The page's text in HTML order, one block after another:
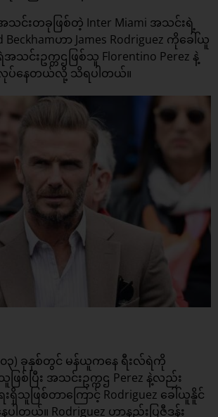
င်းတခုဖြစ်တဲ့ Inter Miami အသင်းရဲ့
Beckhamဟာ James Rodriguez ကိုခေါ်ယူ
င်းဥက္ကဌဖြစ်သူ Florentino Perez နဲ့
လုပ်နေတယ်လို့ သိရပါတယ်။
၀၃) ခုနှစ်တွင် မန်ယူကနေ ရီးလ်ရဲကို
ဖြစ်ပြီး အသင်းဥက္ကဌ Perez နဲ့လည်း
သူဖြစ်တာကြောင့် Rodriguez ခေါ်ယူနိူင်
ါတယ်။ Rodriguez ဟာနည်းပြဇီဒန်း